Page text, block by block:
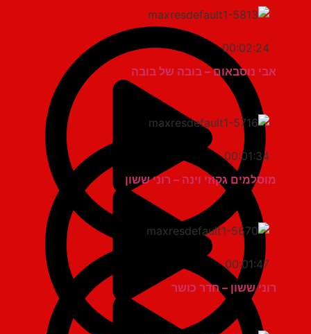
00:02:24
אבי נוסבאום – בובה של בובה
00:01:34
מוסלמים גקוזי וינה – רוני ששון
00:01:47
רוני ששון – חדר כושר